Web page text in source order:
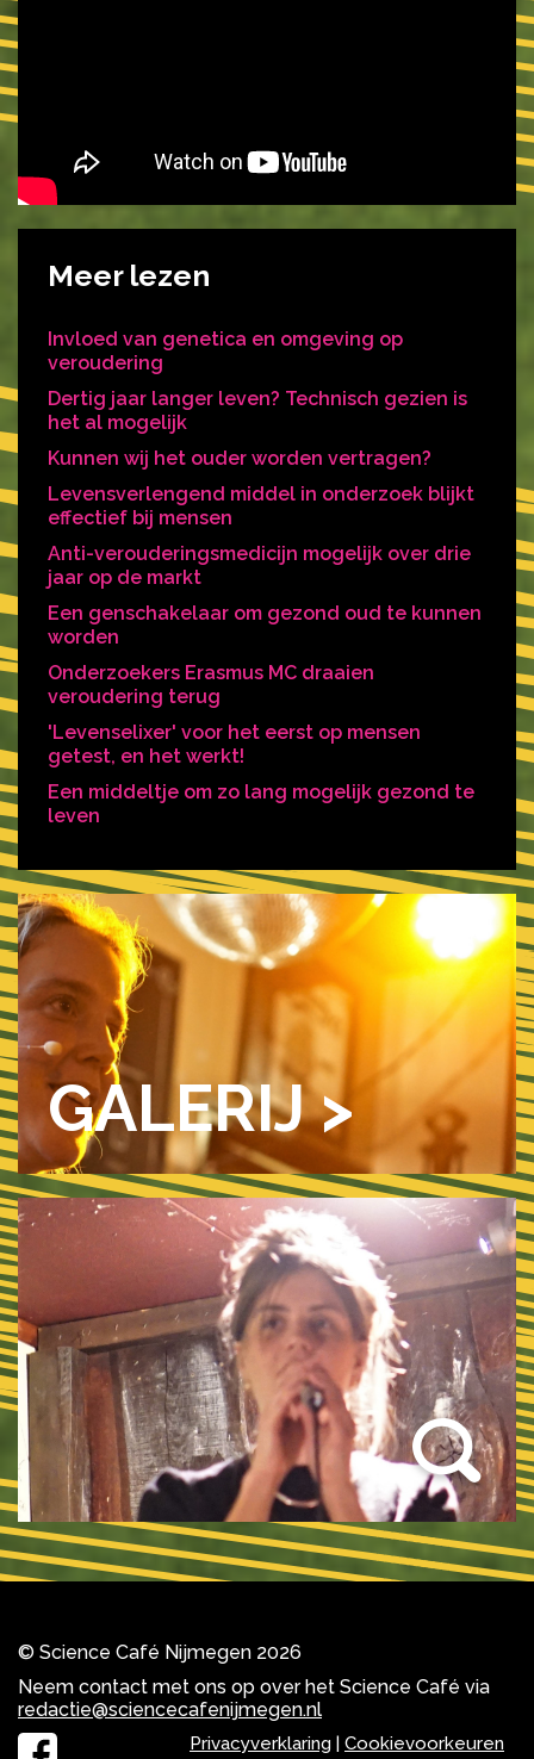
Meer lezen
Invloed van genetica en omgeving op
veroudering
Dertig jaar langer leven? Technisch gezien is
het al mogelijk
Kunnen wij het ouder worden vertragen?
Levensverlengend middel in onderzoek blijkt
effectief bij mensen
Anti-verouderingsmedicijn mogelijk over drie
jaar op de markt
Een genschakelaar om gezond oud te kunnen
worden
Onderzoekers Erasmus MC draaien
veroudering terug
'Levenselixer' voor het eerst op mensen
getest, en het werkt!
Een middeltje om zo lang mogelijk gezond te
leven
GALERIJ >
© Science Café Nijmegen 2026
Neem contact met ons op over het Science Café via
redactie@sciencecafenijmegen.nl
Privacyverklaring | Cookievoorkeuren